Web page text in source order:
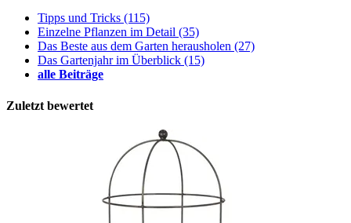
Tipps und Tricks (115)
Einzelne Pflanzen im Detail (35)
Das Beste aus dem Garten herausholen (27)
Das Gartenjahr im Überblick (15)
alle Beiträge
Zuletzt bewertet